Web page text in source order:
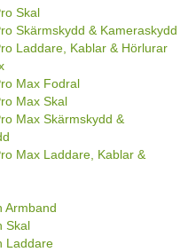
Skal
Skärmskydd & Kameraskydd
Laddare, Kablar & Hörlurar
Max Fodral
Max Skal
Max Skärmskydd &
Max Laddare, Kablar &
Armband
Skal
Laddare